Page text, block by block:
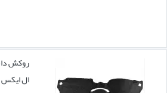
روکش
ال ایکس